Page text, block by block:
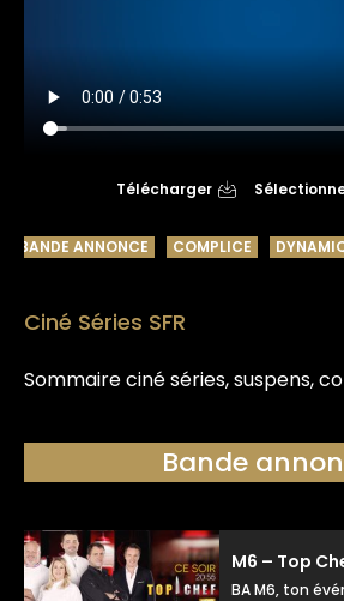
Ciné Séries SFR
Sommaire ciné séries, suspens,
Télécharger
BANDE ANNONCE COMPLICE
Bande
M6 – Top
BA M6, ton